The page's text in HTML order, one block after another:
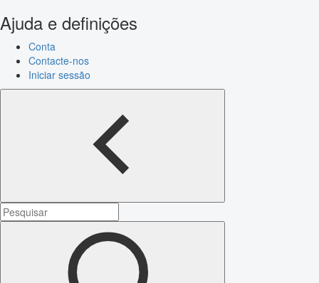
Ajuda e definições
Conta
Contacte-nos
Iniciar sessão